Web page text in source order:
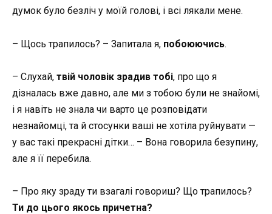
думок було безліч у моїй голові, і всі лякали мене.
– Щось трапилось? – Запитала я, побоюючись.
– Слухай, твій чоловік зрадив тобі, про що я
дізналась вже давно, але ми з тобою були не знайомі,
і я навіть не знала чи варто це розповідати
незнайомці, та й стосунки ваші не хотіла руйнувати —
у вас такі прекрасні дітки… – Вона говорила безупину,
але я її перебила.
– Про яку зраду ти взагалі говориш? Що трапилось?
Ти до цього якось причетна?